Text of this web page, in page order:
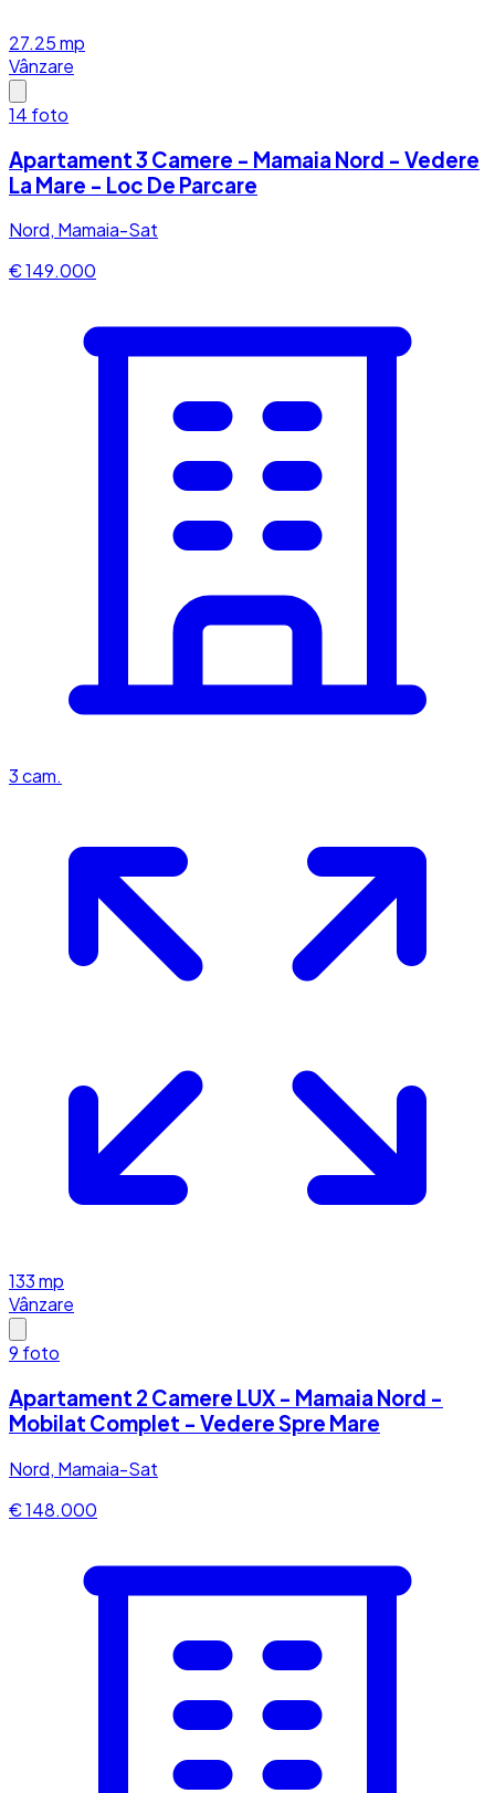
27.25mp
Vânzare
14 foto
Apartament 3 Camere - Mamaia Nord - Vedere
La Mare - Loc De Parcare
Nord, Mamaia-Sat
€ 149.000
3cam.
133mp
Vânzare
9 foto
Apartament 2 Camere LUX - Mamaia Nord -
Mobilat Complet - Vedere Spre Mare
Nord, Mamaia-Sat
€ 148.000